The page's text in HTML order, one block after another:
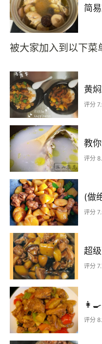
简
被大家加入到以下菜
评分
教
评分
评分
超
评分
评分